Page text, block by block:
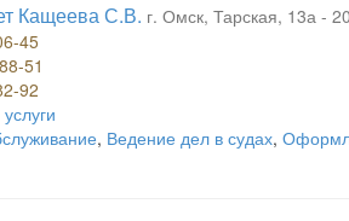
Кащеева С.В. г. Омск, Тарская, 13а -
45
51
92
, Ведение дел в судах,